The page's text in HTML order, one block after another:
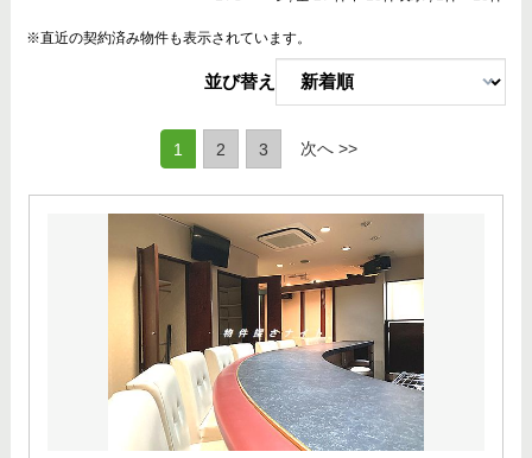
※直近の契約済み物件も表示されています。
並び替え
1 (current)
2 3 次へ >>